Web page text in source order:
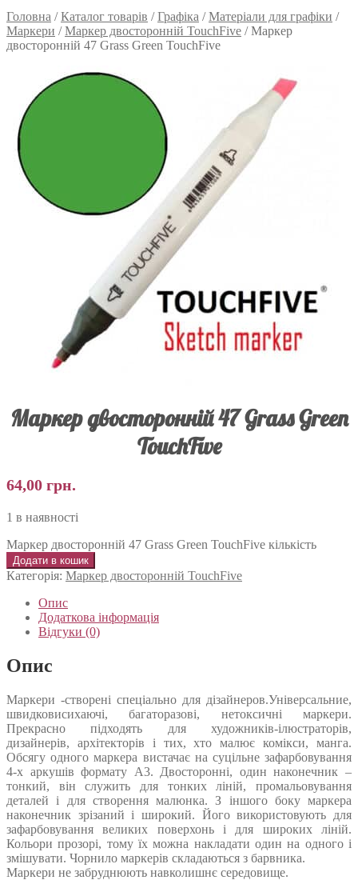
Головна /Каталог товарів /Графіка /Матеріали для графіки /
Маркери /Маркер двосторонній TouchFive /Маркер
двосторонній 47 Grass Green TouchFive
Маркер двосторонній 47 Grass Green
TouchFive
64,00 грн.
1 в наявності
Маркер двосторонній 47 Grass Green TouchFive кількість
Додати в кошик
Категорія: Маркер двосторонній TouchFive
Опис
Додаткова інформація
Відгуки (0)
Опис
Маркери -створені спеціально для дізайнеров.Універсальние,
швидковисихаючі, багаторазові, нетоксичні маркери.
Прекрасно підходять для художників-ілюстраторів,
дизайнерів, архітекторів і тих, хто малює комікси, манга.
Обсягу одного маркера вистачає на суцільне зафарбовування
4-х аркушів формату А3. Двосторонні, один наконечник –
тонкий, він служить для тонких ліній, промальовування
деталей і для створення малюнка. З іншого боку маркера
наконечник зрізаний і широкий. Його використовують для
зафарбовування великих поверхонь і для широких ліній.
Кольори прозорі, тому їх можна накладати один на одного і
змішувати. Чорнило маркерів складаються з барвника.
Маркери не забруднюють навколишнє середовище.